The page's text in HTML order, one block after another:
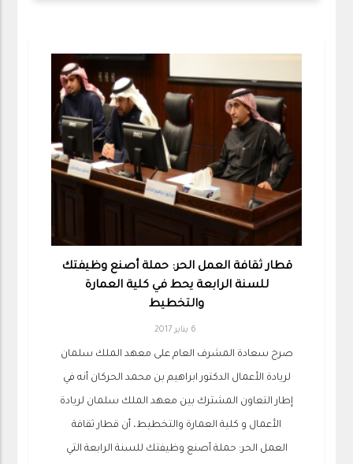
قطار ثقافة العمل الحر: حملة أصنع وظيفتك
للسنة الرابعة يحط في كلية العمارة
والتخطيط
6 يناير 2017
صرح سعادة المشرف العام على معهد الملك سلمان
لريادة الأعمال الدكتور ابراهيم بن محمد الحركان أنه في
إطار التعاون المشترك بين معهد الملك سلمان لريادة
الأعمال و كلية العمارة والتخطيط، أن قطار ثقافة
العمل الحر: حملة أصنع وظيفتك للسنة الرابعة التي